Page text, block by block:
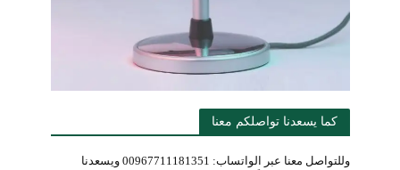
كما يسعدنا تواصلكم معنا
وللتواصل معنا عبر الواتساب: 00967711181351 ويسعدنا